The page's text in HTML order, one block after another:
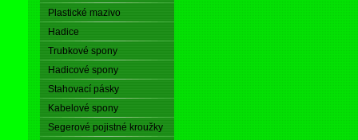
Plastické mazivo
Hadice
Trubkové spony
Hadicové spony
Stahovací pásky
Kabelové spony
Segerové pojistné kroužky